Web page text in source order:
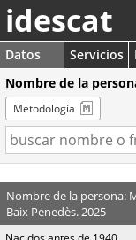
idescat
Datos Servicios
Nombre de la
Metodología
Nombre de la persona:
Baix Penedès. 2025